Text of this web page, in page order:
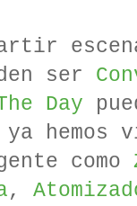
ser
Day
como
,